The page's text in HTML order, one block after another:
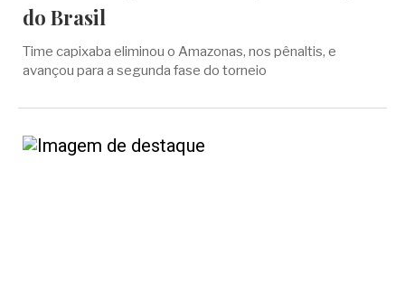
do Brasil
Time capixaba eliminou o Amazonas, nos pênaltis, e
avançou para a segunda fase do torneio